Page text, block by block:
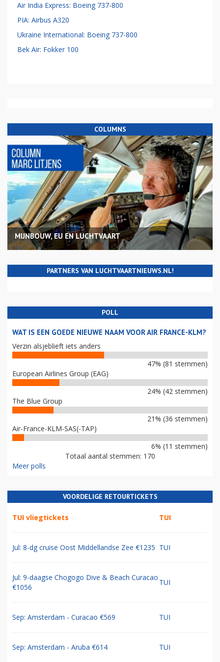
Air India Express: Boeing 737-800
PIA: Airbus A320
Ukraine International: Boeing 737-800
Bek Air: Fokker 100
COLUMNS
MIJNBOUW, EU EN LUCHTVAART
PARTNERS VAN LUCHTVAARTNIEUWS.NL!
POLL
WAT IS EEN GOEDE NIEUWE NAAM VOOR AIR FRANCE-KLM?
Verzin alsjeblieft iets anders
47% (81 stemmen)
European Airlines Group (EAG)
24% (42 stemmen)
The Blue Group
21% (36 stemmen)
Air-France-KLM-SAS(-TAP)
6% (11 stemmen)
Totaal aantal stemmen: 170
Meer polls
VOORDELIGE RETOURTICKETS
TUI vliegtickets TUI
Jul: 8-dg cruise Oost Middellandse Zee €1235 TUI
Jul: 9-daagse Chogogo Dive & Beach Curacao
€1056
TUI
Sep: Amsterdam - Curacao €569 TUI
Sep: Amsterdam - Aruba €614 TUI